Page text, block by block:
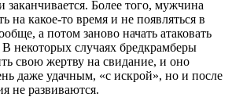
заканчивается. Более того, мужчина
на какое-то время и не появляться в
а потом заново начать атаковать
некоторых случаях бредкрамберы
свою жертву на свидание, и оно
даже удачным, «с искрой», но и после
не развиваются.